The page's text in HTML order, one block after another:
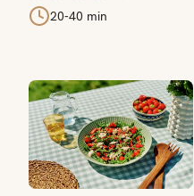
20-40 min
Jordbærsalat med ruccula